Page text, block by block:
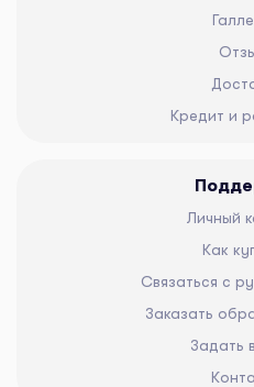
Кредит и
Личный
Как
Связаться с
Заказать
Задать